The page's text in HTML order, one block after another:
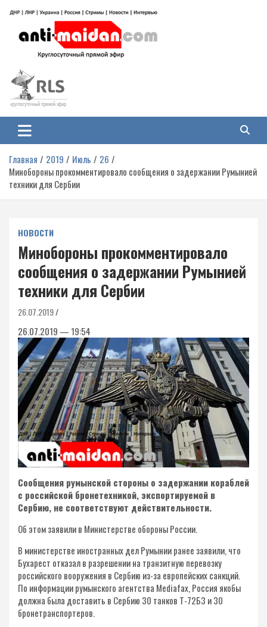
содержимому
Антимайдан: Гражданская война
на Украине
гражданской войне на Украине, включая события в Новороссии, ДНР,
ЛНР и других регионах.
Главная 2019 Июль
26
Минобороны прокомментировало сообщения о задержании Румынией
техники для Сербии
НОВОСТИ
Минобороны прокомментировало
сообщения о задержании Румынией
техники для Сербии
26.07.2019
26.07.2019 — 19:54
Сообщения румынской стороны о задержании кораблей
с российской бронетехникой, экспортируемой в
Сербию, не соответствуют действительности.
Об этом заявили в Министерстве обороны России.
В министерстве иностранных дел Румынии ранее заявили, что
Бухарест отказал в разрешении на транзитную перевозку
российского вооружения в Сербию из-за европейских санкций.
По информации румынского агентства Mediafax, Россия якобы
должна была доставить в Сербию 30 танков Т-72Б3 и 30
бронетранспортеров.